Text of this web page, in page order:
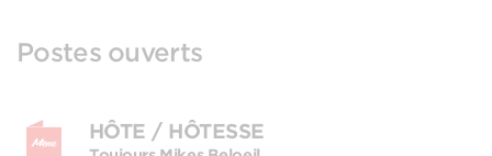
Postes ouverts
HÔTE / HÔTESSE